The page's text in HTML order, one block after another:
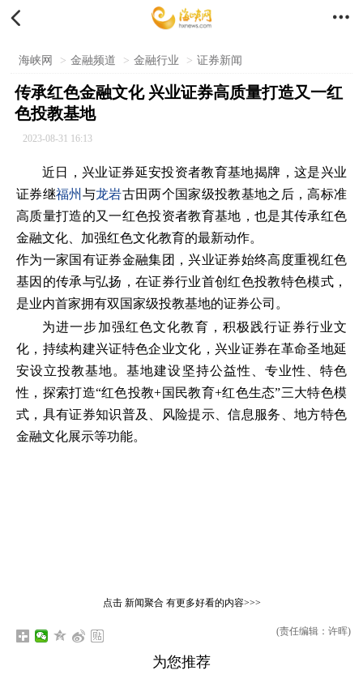
 
海峡网 > 金融频道 > 金融行业 > 证券新闻
传承红色金融文化 兴业证券高质量打造又一红
色投教基地
2023-08-31 16:13
近日，兴业证券延安投资者教育基地揭牌，这是兴业
证券继福州 与龙岩古田两个国家级投教基地之后，高标准
高质量打造的又一红色投资者教育基地，也是其传承红色
金融文化、加强红色文化教育的最新动作。
作为一家国有证券金融集团，兴业证券始终高度重视红色
基因的传承与弘扬，在证券行业首创红色投教特色模式，
是业内首家拥有双国家级投教基地的证券公司。
为进一步加强红色文化教育，积极践行证券行业文
化，持续构建兴证特色企业文化，兴业证券在革命圣地延
安设立投教基地。基地建设坚持公益性、专业性、特色
性，探索打造“红色投教+国民教育+红色生态”三大特色模
式，具有证券知识普及、风险提示、信息服务、地方特色
金融文化展示等功能。
点击 新闻聚合有更多好看的内容>>>
(责任编辑：许晖)
为您推荐